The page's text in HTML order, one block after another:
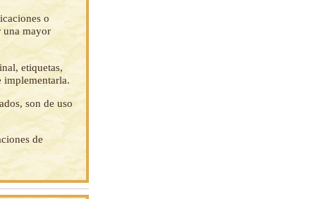
o
una mayor
etiquetas,
implementarla.
son de uso
de